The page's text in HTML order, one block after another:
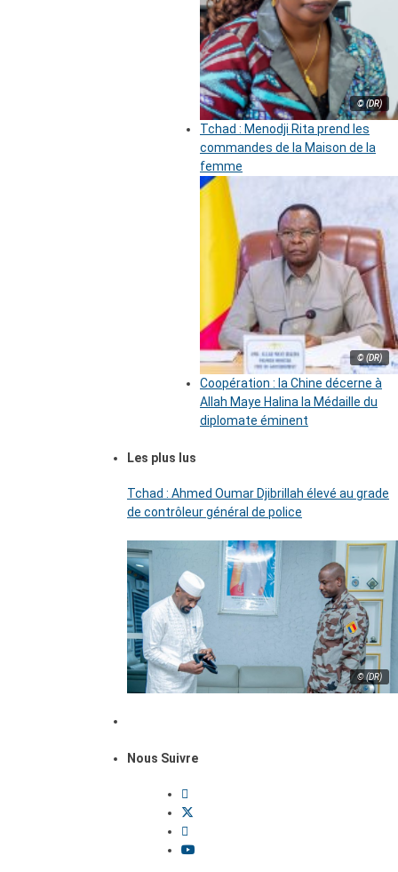
© (DR)
Tchad : Menodji Rita prend les
commandes de la Maison de la
femme
© (DR)
Coopération : la Chine décerne à
Allah Maye Halina la Médaille du
diplomate éminent
Les plus lus
Tchad : Ahmed Oumar Djibrillah élevé au grade
de contrôleur général de police
© (DR)
Nous Suivre